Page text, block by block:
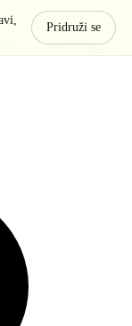
Pridruži se
ne samo poželjne